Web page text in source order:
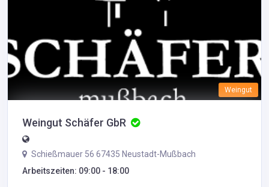
Weingut
Weingut Schäfer GbR
Schießmauer 56 67435 Neustadt-Mußbach
Arbeitszeiten: 09:00 - 18:00